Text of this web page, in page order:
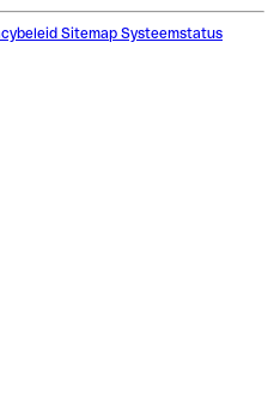
Sitemap Systeemstatus